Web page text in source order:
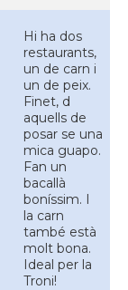
Hi ha dos
restaurants,
un de carn i
un de peix.
Finet, d
aquells de
posar se una
mica guapo.
Fan un
bacallà
boníssim. I
la carn
també està
molt bona.
Ideal per la
Troni!